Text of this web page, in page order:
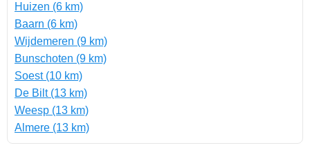
Huizen (6 km)
Baarn (6 km)
Wijdemeren (9 km)
Bunschoten (9 km)
Soest (10 km)
De Bilt (13 km)
Weesp (13 km)
Almere (13 km)